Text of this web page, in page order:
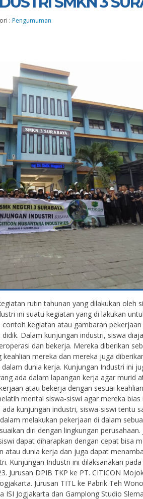
: Pengumuman
rutin tahunan yang dilakukan oleh
ini suatu kegiatan yang di lakukan
kegiatan atau gambaran pekerjaan
Dalam kunjungan industri, siswa
dan bekerja. Mereka diberikan
mereka dan mereka juga
dunia kerja. Kunjungan Industri ini
ada dalam lapangan kerja agar murid
atau bekerja dengan sesuai
mental siswa-siswi agar mereka bias
kunjungan industri, siswa-siswi tentu
melakukan pekerjaan di dalam
diri dengan lingkungan perusahaan.
dapat diharapkan dengan cepat bisa
atau dunia kerja dan juga dapat
Kunjungan Industri ini dilaksanakan pada
Jurusan DPIB TKP ke PT. CITICON
Jurusan TITL ke Pabrik Teh
ISI Jogjakarta dan Gamplong Studio